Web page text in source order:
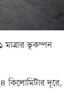
মাত্রার ভূকম্পন
কিলোমিটার দূরে,